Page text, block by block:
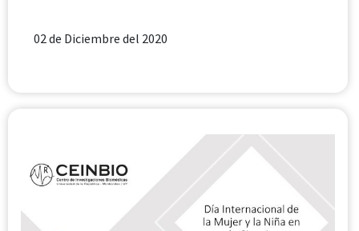
02 de Diciembre del 2020